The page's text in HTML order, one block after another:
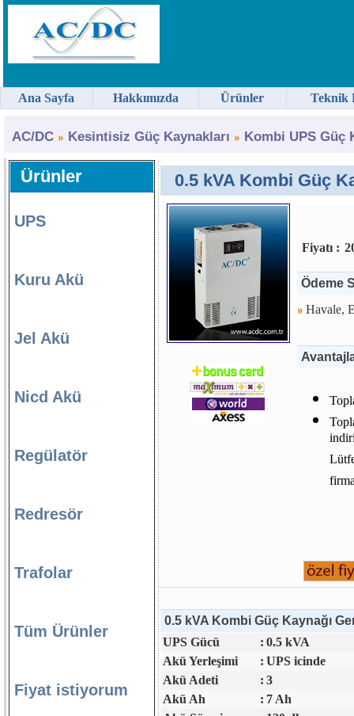
AC/DC Kesintisiz Güç Kaynakları Kombi UPS Güç
Ürünler
UPS
Kuru Akü
Jel Akü
Nicd Akü
Regülatör
Redresör
Trafolar
Tüm Ürünler
Fiyat istiyorum
0.5 kVA Kombi Güç
Fiyatı :
Ödeme
Havale,
0.5 kVA Kombi Güç Kaynağı
UPS Gücü
: 0.5 kVA
Akü Yerleşimi
: UPS icinde
Akü Adeti
: 3
Akü Ah
: 7 Ah
Ana Sayfa Hakkımızda Ürünler Teknik